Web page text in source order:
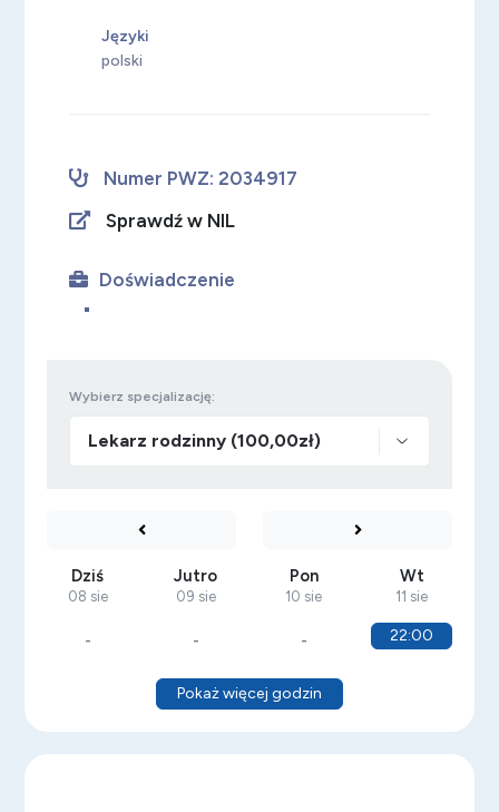
Języki
polski
Numer PWZ: 2034917
Sprawdź w NIL
Doświadczenie
Wybierz specjalizację:
Dziś
08 sie
-
Jutro
09 sie
-
Pon
10 sie
-
Wt
11 sie
22:00
Pokaż więcej godzin